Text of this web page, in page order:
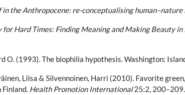
in the Anthropocene: re-conceptualising human–nature
for Hard Times: Finding Meaning and Making Beauty in
O. (1993). The biophilia hypothesis. Washington:
Liisa & Silvennoinen, Harri (2010). Favorite
Finland. Health Promotion International25:2,